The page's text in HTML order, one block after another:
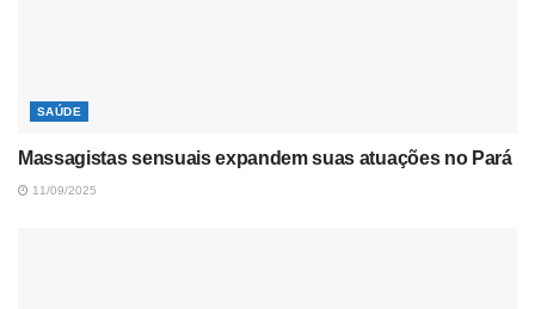
SAÚDE
Massagistas sensuais expandem suas atuações no Pará
11/09/2025